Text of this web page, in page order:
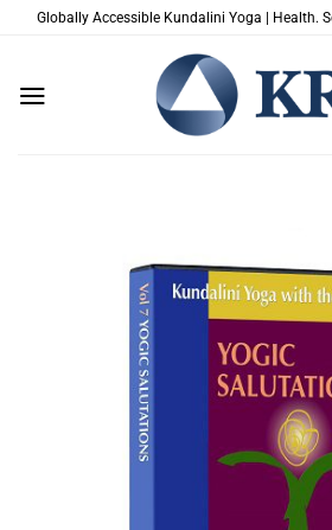
Globally Accessible Kundalini Yoga | Health.